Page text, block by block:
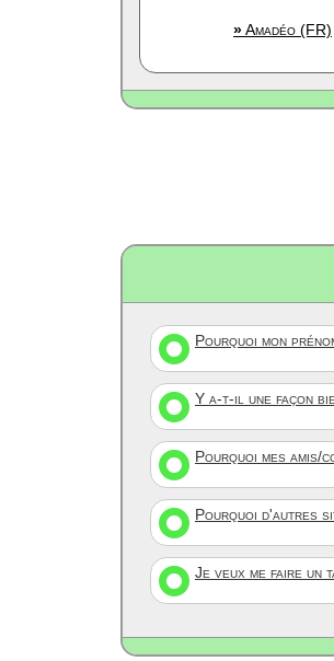
»Amadéo (FR)
Pourquoi mon
Y a-t-il une façon
Pourquoi mes amis/
Pourquoi d'autres
Je veux me faire un